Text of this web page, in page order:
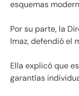
esquemas
Por su parte, la
Imaz, defendió el
Ella explicó que
garantías